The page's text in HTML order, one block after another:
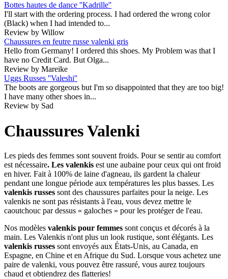
Bottes hautes de dance ''Kadrille''
I'll start with the ordering process. I had ordered the wrong color
(Black) when I had intended to...
Review by Willow
Chaussures en feutre russe valenki gris
Hello from Germany! I ordered this shoes. My Problem was that I
have no Credit Card. But Olga...
Review by Mareike
Uggs Russes ''Valeshi''
The boots are gorgeous but I'm so disappointed that they are too big!
I have many other shoes in...
Review by Sad
Chaussures Valenki
Les pieds des femmes sont souvent froids. Pour se sentir au comfort
est nécessaire. Les valenkis est une aubaine pour ceux qui ont froid
en hiver. Fait à 100% de laine d'agneau, ils gardent la chaleur
pendant une longue période aux températures les plus basses. Les
valenkis russes sont des chaussures parfaites pour la neige. Les
valenkis ne sont pas résistants à l'eau, vous devez mettre le
caoutchouc par dessus « galoches » pour les protéger de l'eau.
Nos modèles valenkis pour femmes sont conçus et décorés à la
main. Les Valenkis n'ont plus un look rustique, sont élégants. Les
valenkis russes sont envoyés aux États-Unis, au Canada, en
Espagne, en Chine et en Afrique du Sud. Lorsque vous achetez une
paire de valenki, vous pouvez être rassuré, vous aurez toujours
chaud et obtiendrez des flatteries!